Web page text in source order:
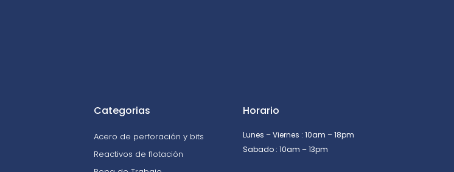
Categorias
Acero de perforación y bits
Reactivos de flotación
Horario
Lunes – Viernes : 10am – 18pm
Sabado : 10am – 13pm